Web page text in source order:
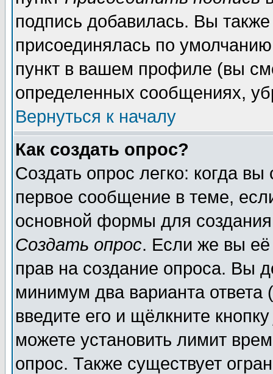
подпись добавилась. Вы
присоединялась по
пункт в вашем профиле (вы
определенных сообщениях,
Вернуться к началу
Как создать опрос?
Создать опрос легко: когда
первое сообщение в теме,
основной формы для
Создать опрос. Если же вы её
прав на создание опроса. Вы
минимум два варианта ответа
введите его и щёлкните
можете установить лимит
опрос. Также существует